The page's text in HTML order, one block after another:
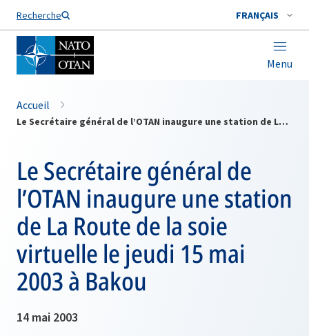
Recherche FRANÇAIS
Menu
Nom de famille*
Accueil
Le Secrétaire général de l’OTAN inaugure une station de La Route de la soie virtuelle le jeudi 15 mai 2003 à Bakou
Le Secrétaire général de
l’OTAN inaugure une station
de La Route de la soie
virtuelle le jeudi 15 mai
2003 à Bakou
14 mai 2003